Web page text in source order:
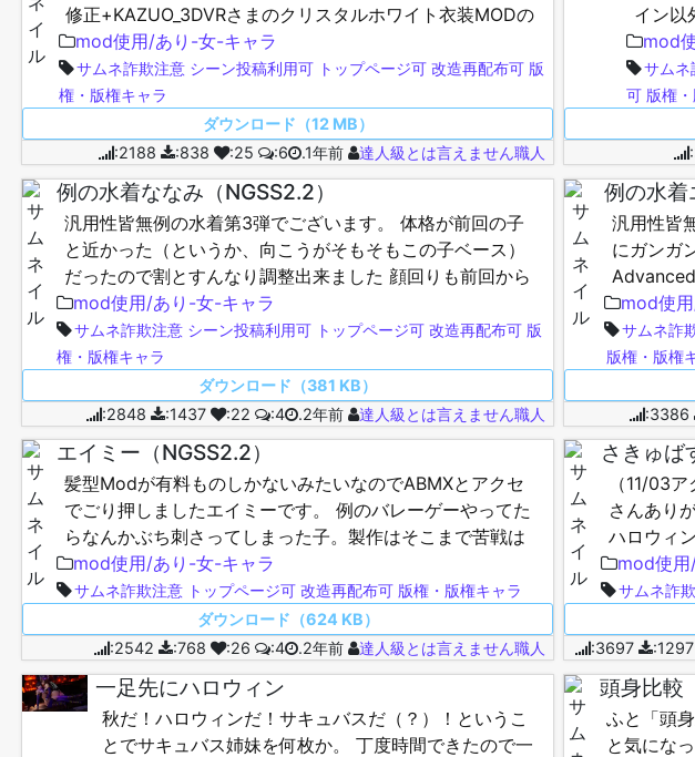
修正+KAZUO_3DVRさまのクリスタルホワイト衣装MODの
OcclusionMapを差し替えて透け効果を入れて…
mod使用/あり-女-キャラ
サムネ詐欺注意 シーン投稿利用可 トップページ可 改造再配布可 版
権・版権キャラ
ダウンロード（12 MB）
:2188
:838 :25 :6 .1年前 達人級とは言えません職人
イン以
るプラ
どうぞ
mod
サムネ
可 版権
例の水着ななみ（NGSS2.2）
汎用性皆無例の水着第3弾でございます。 体格が前回の子
と近かった（というか、向こうがそもそもこの子ベース）
だったので割とすんなり調整出来ました 顔回りも前回から
微調整。メッシュ再現が地味に手間取った笑 Mod等は割愛
よ…
mod使用/あり-女-キャラ
サムネ詐欺注意 シーン投稿利用可 トップページ可 改造再配布可 版
権・版権キャラ
ダウンロード（381 KB）
:2848
:1437 :22 :4 .2年前 達人級とは言えません職人
例の水着
汎用性皆
にガンガ
脱ぎも対
mod使
サムネ詐
版権・版権
:3386
エイミー（NGSS2.2）
髪型Modが有料ものしかないみたいなのでABMXとアクセ
でごり押しましたエイミーです。 例のバレーゲーやってた
らなんかぶち刺さってしまった子。製作はそこまで苦戦は
しませんでした。割と特徴はっきりしてる顔だったかな？
AB…
mod使用/あり-女-キャラ
サムネ詐欺注意 トップページ可 改造再配布可 版権・版権キャラ
ダウンロード（624 KB）
:2542
:768 :26 :4 .2年前 達人級とは言えません職人
さきゅば
（11/03
さんあり
ハロウィ
す。 各キ
mod使
サムネ詐
:3697
一足先にハロウィン
秋だ！ハロウィンだ！サキュバスだ（？）！というこ
とでサキュバス姉妹を何枚か。 丁度時間できたので一
頭身比較
ふと「頭
と気にな